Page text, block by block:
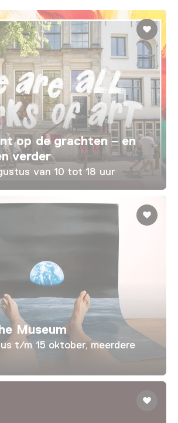
op de grachten – en
verder
van 10 tot 18 uur
Museum
t/m 15 oktober, meerdere